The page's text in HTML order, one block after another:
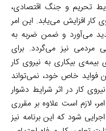
تحریم و جنگ اقتصادی،
کار افزایش می‌یابد. این امر
می‌آورد و ضمن ضربه به
مردمی نیز می‌گردد. برای
بیمه‌ی بیکاری به نیروی کار
خاص خود، نمی‌تواند
کار در اثر شرایط دشوار
لازم است علاوه بر مقرری
شود که این برنامه نیز